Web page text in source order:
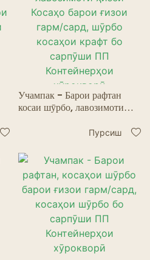
Учампак - Барои рафтан
косаи шӯрбо, лавозимоти
гарм/сард, шӯрбо косаҳои
Контейнерҳои хӯрокворӣ
Пурсиш